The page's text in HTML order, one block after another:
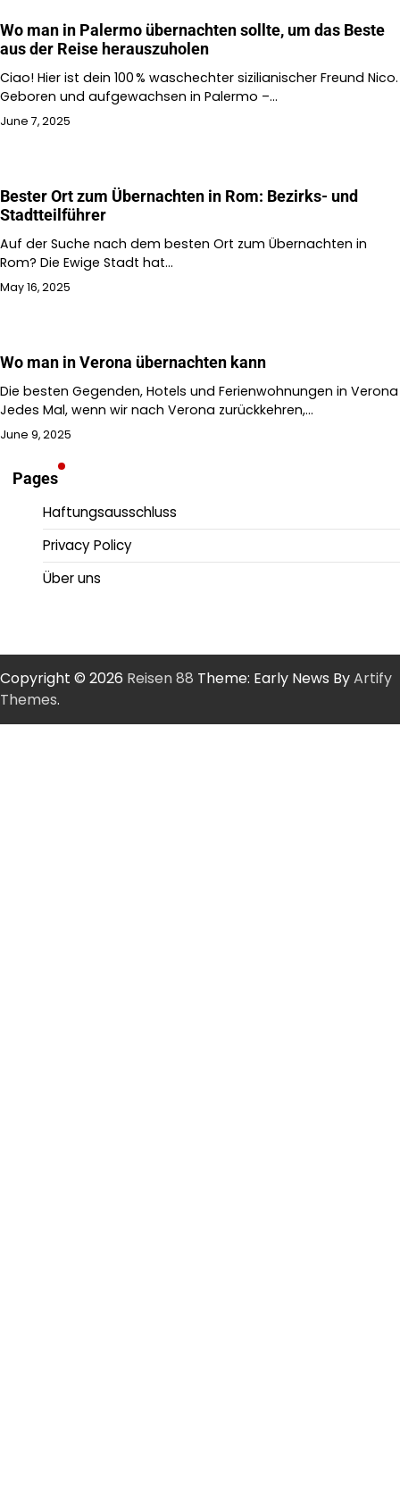
Wo man in Palermo übernachten sollte, um das Beste
aus der Reise herauszuholen
Ciao! Hier ist dein 100 % waschechter sizilianischer Freund Nico.
Geboren und aufgewachsen in Palermo –…
June 7, 2025
Bester Ort zum Übernachten in Rom: Bezirks- und
Stadtteilführer
Auf der Suche nach dem besten Ort zum Übernachten in
Rom? Die Ewige Stadt hat…
May 16, 2025
Wo man in Verona übernachten kann
Die besten Gegenden, Hotels und Ferienwohnungen in Verona
Jedes Mal, wenn wir nach Verona zurückkehren,…
June 9, 2025
Pages
Haftungsausschluss
Privacy Policy
Über uns
Copyright © 2026 Reisen 88 Theme: Early News ByArtify
Themes.